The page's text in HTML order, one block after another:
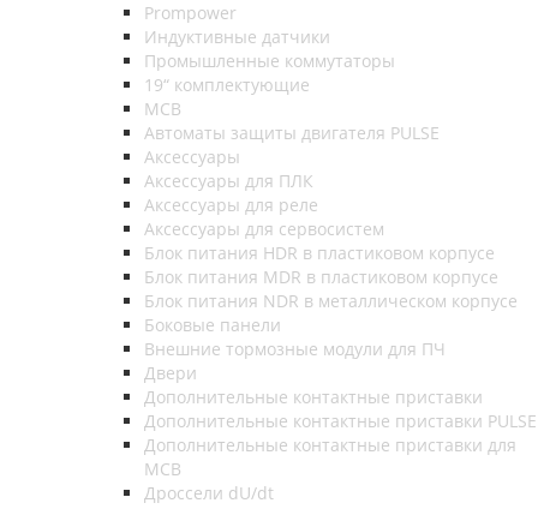
Prompower
Индуктивные датчики
Промышленные коммутаторы
19“ комплектующие
MCB
Автоматы защиты двигателя PULSE
Аксессуары
Аксессуары для ПЛК
Аксессуары для реле
Аксессуары для сервосистем
Блок питания HDR в пластиковом корпусе
Блок питания MDR в пластиковом корпусе
Блок питания NDR в металлическом корпусе
Боковые панели
Внешние тормозные модули для ПЧ
Двери
Дополнительные контактные приставки
Дополнительные контактные приставки PULSE
Дополнительные контактные приставки для
MCB
Дроссели dU/dt